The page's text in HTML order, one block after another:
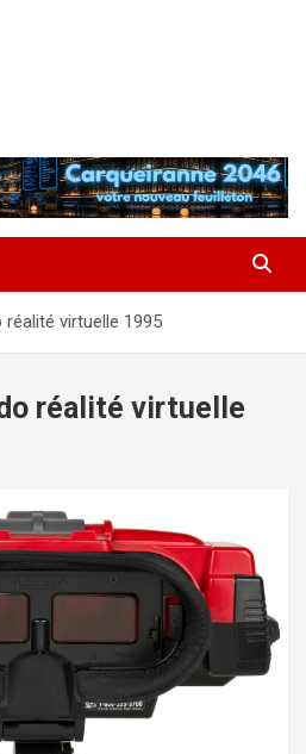
virtuelle 1995
réalité virtuelle